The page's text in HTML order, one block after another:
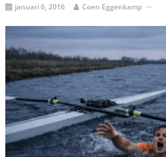
januari 6, 2016 Coen Eggenkamp